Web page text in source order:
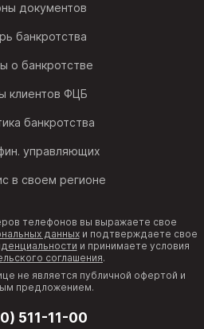
документов
банкротства
о банкротстве
клиентов ФЦБ
банкротства
управляющих
в своем регионе
телефонов вы выражаете свое
данныхи подтверждаете свое
и принимаете условия
соглашения.
не является публичной офертой и
предложением.
511-11-00